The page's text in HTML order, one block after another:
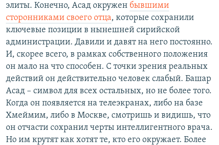
элиты. Конечно, Асад окружен бывшими
сторонниками своего отца, которые сохранили
ключевые позиции в нынешней сирийской
администрации. Давили и давят на него постоянно.
И, скорее всего, в рамках собственного положения
он мало на что способен. С точки зрения реальных
действий он действительно человек слабый. Башар
Асад – символ для всех остальных, но не более того.
Когда он появляется на телеэкранах, либо на базе
Хмеймим, либо в Москве, смотришь и видишь, что
он отчасти сохранил черты интеллигентного врача.
Но им крутят как хотят те, кто его окружает. Более